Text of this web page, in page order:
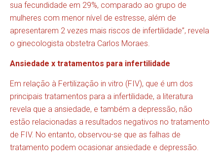
sua fecundidade em 29%, comparado ao grupo de
mulheres com menor nível de estresse, além de
apresentarem 2 vezes mais riscos de infertilidade”, revela
o ginecologista obstetra Carlos Moraes.
Ansiedade x tratamentos para infertilidade
Em relação à Fertilização in vitro (FIV), que é um dos
principais tratamentos para a infertilidade, a literatura
revela que a ansiedade, e também a depressão, não
estão relacionadas a resultados negativos no tratamento
de FIV. No entanto, observou-se que as falhas de
tratamento podem ocasionar ansiedade e depressão.